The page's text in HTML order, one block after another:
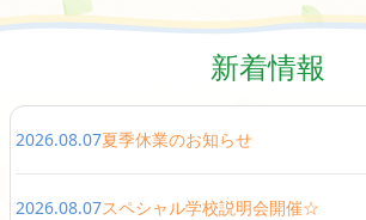
新着情報
2026.08.07夏季休業のお知らせ
2026.08.07スペシャル学校説明会開催☆